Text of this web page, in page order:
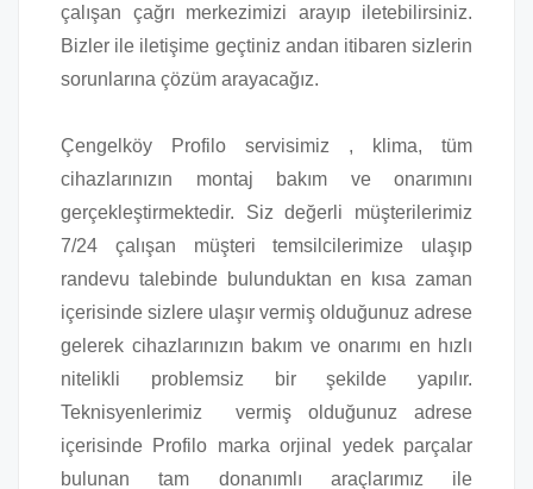
çalışan çağrı merkezimizi arayıp iletebilirsiniz.
Bizler ile iletişime geçtiniz andan itibaren sizlerin
sorunlarına çözüm arayacağız.
Çengelköy Profilo servisimiz , klima, tüm
cihazlarınızın montaj bakım ve onarımını
gerçekleştirmektedir. Siz değerli müşterilerimiz
7/24 çalışan müşteri temsilcilerimize ulaşıp
randevu talebinde bulunduktan en kısa zaman
içerisinde sizlere ulaşır vermiş olduğunuz adrese
gelerek cihazlarınızın bakım ve onarımı en hızlı
nitelikli problemsiz bir şekilde yapılır.
Teknisyenlerimiz vermiş olduğunuz adrese
içerisinde Profilo marka orjinal yedek parçalar
bulunan tam donanımlı araçlarımız ile